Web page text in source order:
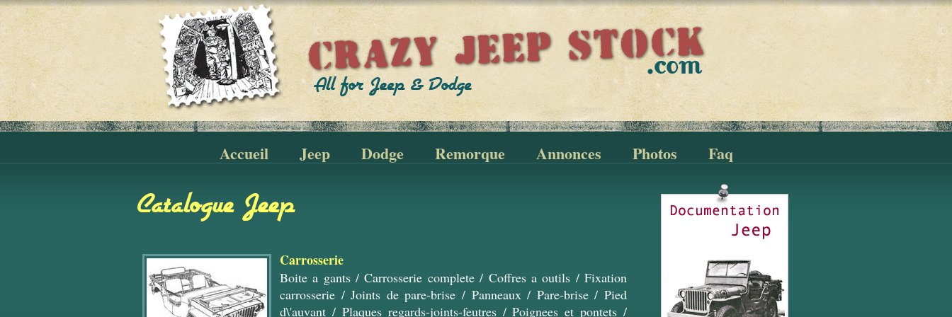
Accueil Jeep Dodge Remorque Annonces Photos Faq
Catalogue Jeep
Carrosserie
Boite a gants/Carrosserie complete/ Coffres a outils /Fixation
carrosserie /Joints de pare-brise / Panneaux/ Pare-brise/Pied
d\'auvant / Plaques regards-joints-feutres/Poignees et pontets /